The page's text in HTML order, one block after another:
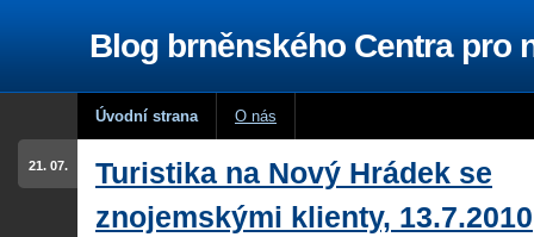
Blog brněnského Centra pro
Úvodní strana O nás
Turistika na Nový Hrádek se
znojemskými klienty, 13.7.2010
21. 07.